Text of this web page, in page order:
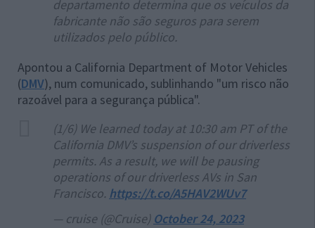
departamento determina que os veículos da
fabricante não são seguros para serem
utilizados pelo público.
Apontou a California Department of Motor Vehicles
(DMV), num comunicado, sublinhando "um risco não
razoável para a segurança pública".
(1/6) We learned today at 10:30 am PT of the
California DMV’s suspension of our driverless
permits. As a result, we will be pausing
operations of our driverless AVs in San
Francisco. https://t.co/A5HAV2WUv7
— cruise (@Cruise) October 24, 2023